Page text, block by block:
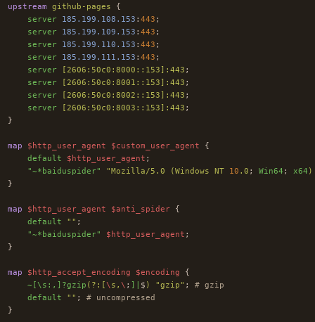
upstream github-pages
{
server
185.199.108.153 : 443 ;
server
185.199.109.153 : 443 ;
server
185.199.110.153 : 443 ;
server
185.199.111.153 : 443 ;
server
[2606:50c0:8000::153]:443 ;
server
[2606:50c0:8001::153]:443 ;
server
[2606:50c0:8002::153]:443 ;
server
[2606:50c0:8003::153]:443 ;
}
map $http_user_agent $custom_user_agent
{
default
$http_user_agent ;
"~*baiduspider"
"Mozilla/5.0 (Windows NT 10 .0 ; Win64 ; x64 )
}
map $http_user_agent $anti_spider
{
default
"" ;
"~*baiduspider"
$http_user_agent ;
}
map $http_accept_encoding $encoding
{
~[\s:,]?gzip (?:[ \ s, \ ; $ ) "gzip" ;
# gzip
default
"" ;
# uncompressed
}